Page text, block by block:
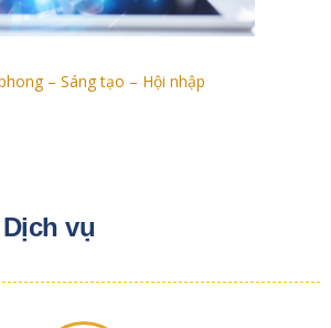
– Sáng tạo – Hội nhập
vụ